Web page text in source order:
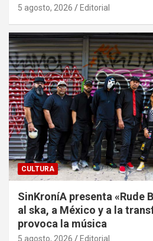
5 agosto, 2026 Editorial
CULTURA
SinKroníA presenta «Rude
al ska, a México y a la
provoca la música
5 agosto, 2026 Editorial